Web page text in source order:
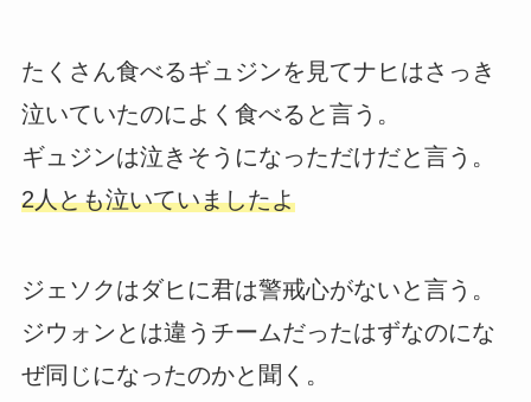
たくさん食べるギュジンを見てナヒはさっき
泣いていたのによく食べると言う。
ギュジンは泣きそうになっただけだと言う。
2人とも泣いていましたよ
ジェソクはダヒに君は警戒心がないと言う。
ジウォンとは違うチームだったはずなのにな
ぜ同じになったのかと聞く。